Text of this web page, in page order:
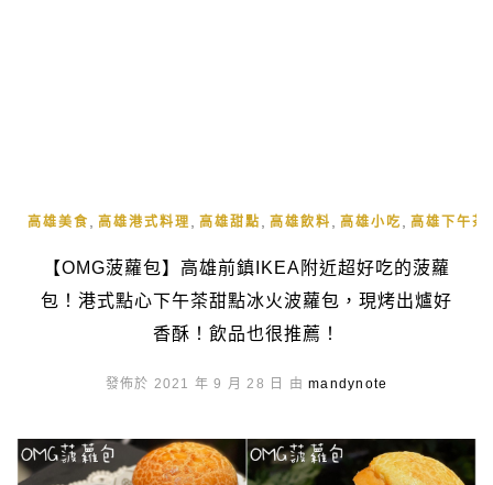
高雄美食 高雄港式料理 高雄甜點 高雄飲料 高雄小吃 高雄下午茶
【OMG菠蘿包】高雄前鎮IKEA附近超好吃的菠蘿
包！港式點心下午茶甜點冰火波蘿包，現烤出爐好
香酥！飲品也很推薦！
發佈於 2021 年 9 月 28 日 由mandynote